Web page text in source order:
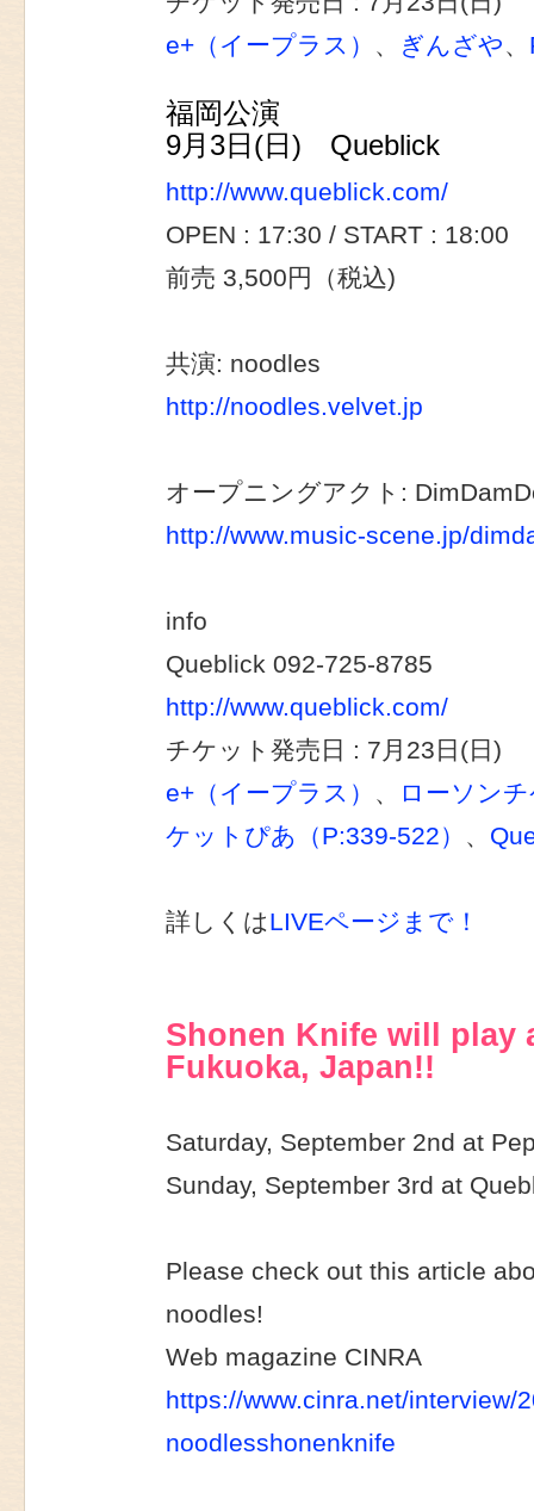
e+（イープラス） 、 ぎんざや、
福岡公演
9月3日(日) Queblick
http://www.queblick.com/
OPEN : 17:30 / START : 18:00
前売 3,500円（税込)
共演: noodles
http://noodles.velvet.jp
オープニングアクト:
http://www.music-scene.jp/
info
Queblick 092-725-8785
http://www.queblick.com/
チケット発売日 : 7月23日(日)
e+（イープラス） 、
ローソン
ケットぴあ（P:339-522） 、
詳しくはLIVEページまで！
Shonen Knife will play
Fukuoka, Japan!!
Saturday, September 2nd at
Sunday, September 3rd at
Please check out this article
noodles!
Web magazine CINRA
https://www.cinra.net/interview/
noodlesshonenknife